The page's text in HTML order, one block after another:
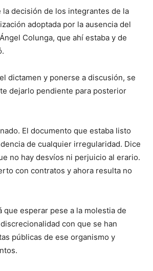
la decisión de los integrantes de la
adoptada por la ausencia del
Colunga, que ahí estaba y de
dictamen y ponerse a discusión, se
dejarlo pendiente para posterior
El documento que estaba listo
de cualquier irregularidad. Dice
no hay desvíos ni perjuicio al erario.
con contratos y ahora resulta no
que esperar pese a la molestia de
con que se han
públicas de ese organismo y